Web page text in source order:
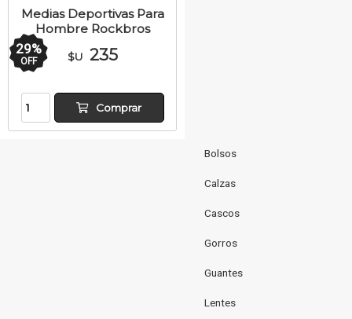
Bolsos
Calzas
Cascos
Gorros
Guantes
Lentes
Medias Deportivas Para
Hombre Rockbros
29%
OFF $U 235
Comprar